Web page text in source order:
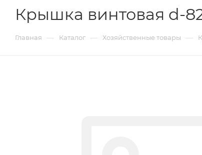
Крышка винтовая d-
Главная — Каталог — Хозяйственные товары —